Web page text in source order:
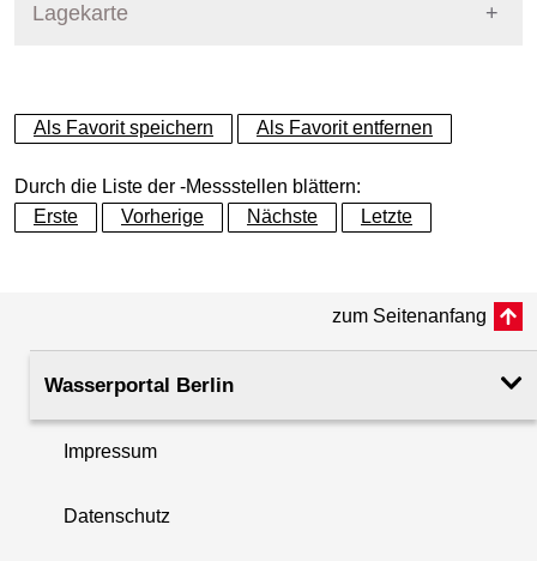
Lagekarte
+
−
Als Favorit speichern Als Favorit entfernen
Durch die Liste der -Messstellen blättern:
Erste
Vorherige Nächste Letzte
zum Seitenanfang
Wasserportal Berlin
Impressum
Datenschutz